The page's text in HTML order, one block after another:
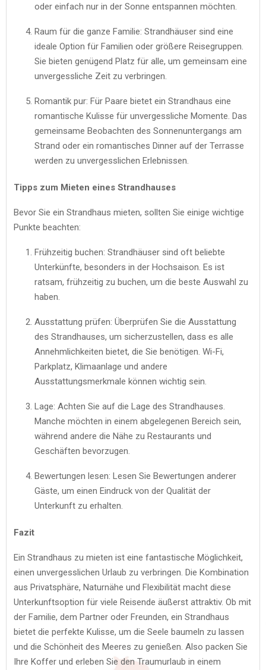
oder einfach nur in der Sonne entspannen möchten.
Raum für die ganze Familie: Strandhäuser sind eine
ideale Option für Familien oder größere Reisegruppen.
Sie bieten genügend Platz für alle, um gemeinsam eine
unvergessliche Zeit zu verbringen.
Romantik pur: Für Paare bietet ein Strandhaus eine
romantische Kulisse für unvergessliche Momente. Das
gemeinsame Beobachten des Sonnenuntergangs am
Strand oder ein romantisches Dinner auf der Terrasse
werden zu unvergesslichen Erlebnissen.
Tipps zum Mieten eines Strandhauses
Bevor Sie ein Strandhaus mieten, sollten Sie einige wichtige
Punkte beachten:
Frühzeitig buchen: Strandhäuser sind oft beliebte
Unterkünfte, besonders in der Hochsaison. Es ist
ratsam, frühzeitig zu buchen, um die beste Auswahl zu
haben.
Ausstattung prüfen: Überprüfen Sie die Ausstattung
des Strandhauses, um sicherzustellen, dass es alle
Annehmlichkeiten bietet, die Sie benötigen. Wi-Fi,
Parkplatz, Klimaanlage und andere
Ausstattungsmerkmale können wichtig sein.
Lage: Achten Sie auf die Lage des Strandhauses.
Manche möchten in einem abgelegenen Bereich sein,
während andere die Nähe zu Restaurants und
Geschäften bevorzugen.
Bewertungen lesen: Lesen Sie Bewertungen anderer
Gäste, um einen Eindruck von der Qualität der
Unterkunft zu erhalten.
Fazit
Ein Strandhaus zu mieten ist eine fantastische Möglichkeit,
einen unvergesslichen Urlaub zu verbringen. Die Kombination
aus Privatsphäre, Naturnähe und Flexibilität macht diese
Unterkunftsoption für viele Reisende äußerst attraktiv. Ob mit
der Familie, dem Partner oder Freunden, ein Strandhaus
bietet die perfekte Kulisse, um die Seele baumeln zu lassen
und die Schönheit des Meeres zu genießen. Also packen Sie
Ihre Koffer und erleben Sie den Traumurlaub in einem